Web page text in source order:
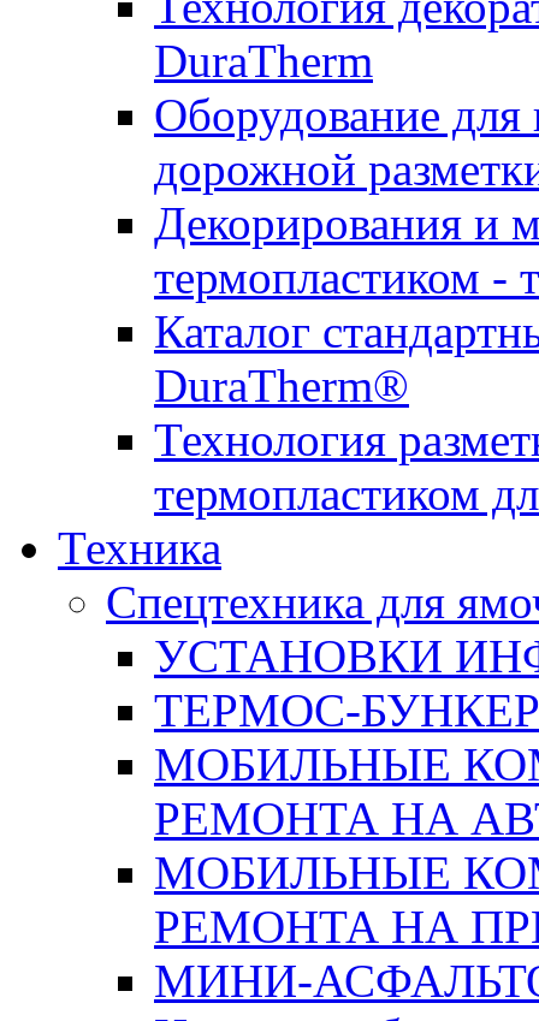
DuraTherm
Оборудование для
дорожной
Декорирования и
термопластиком -
Каталог
DuraTherm®
Технология
термопластиком
Техника
Спецтехника для
УСТАНОВКИ
ТЕРМОС-
МОБИЛЬНЫЕ
РЕМОНТА НА
МОБИЛЬНЫЕ
РЕМОНТА НА
МИНИ-